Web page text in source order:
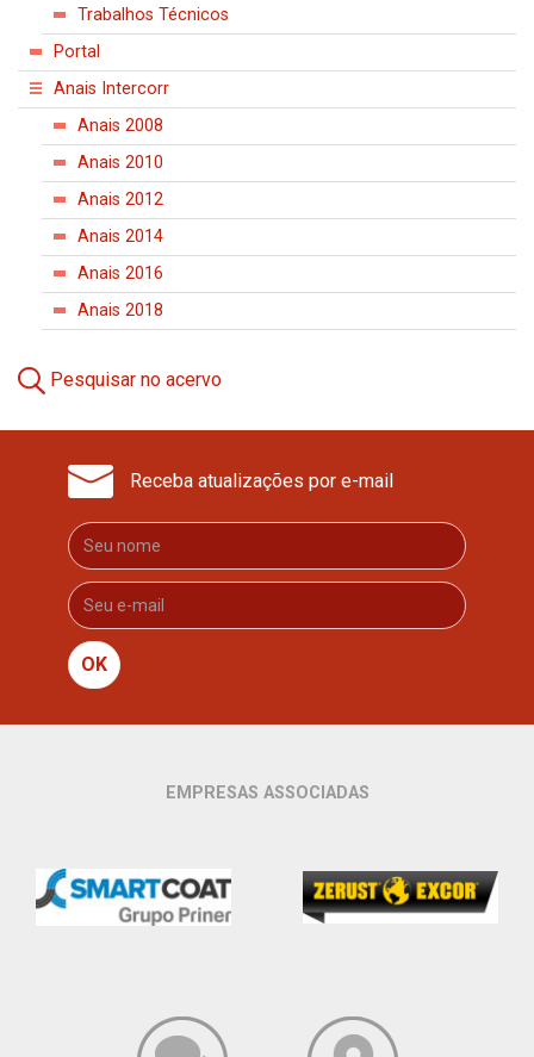
Trabalhos Técnicos
Portal
Anais Intercorr
Anais 2008
Anais 2010
Anais 2012
Anais 2014
Anais 2016
Anais 2018
Pesquisar no acervo
Receba atualizações por e-mail
OK
EMPRESAS ASSOCIADAS